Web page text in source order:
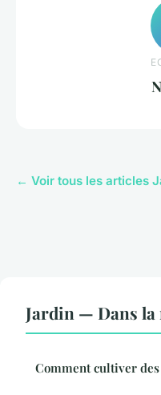
← Voir tous les articles
Jardin — Dans
Comment cultiver